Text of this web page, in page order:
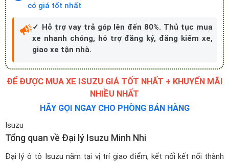
có giá tốt nhất
✓ Hỗ trợ vay trả góp lên đến 80%. Thủ tục mua
xe nhanh chóng, hỗ trợ đăng ký, đăng kiểm xe,
giao xe tận nhà.
ĐỂ ĐƯỢC MUA XE ISUZU GIÁ TỐT NHẤT + KHUYẾN MÃI
NHIỀU NHẤT
HÃY GỌI NGAY CHO PHÒNG BÁN HÀNG
Isuzu
Tổng quan về Đại lý Isuzu Minh Nhi
Đại lý ô tô Isuzu nằm tại vị trí giao điểm, kết nối kết nối thành